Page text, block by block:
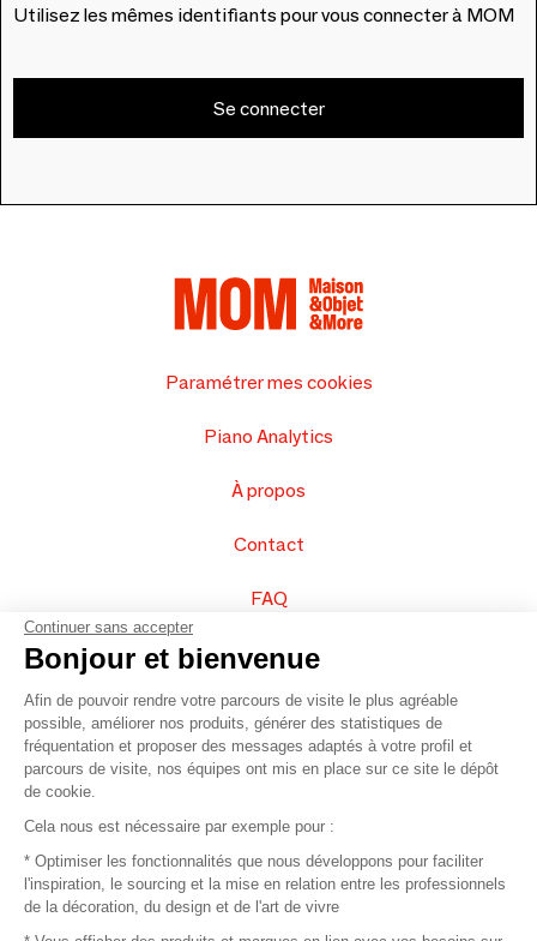
Utilisez les mêmes identifiants pour vous connecter à MOM
Se connecter
Paramétrer mes cookies
Piano Analytics
À propos
Contact
FAQ
Vendez vos produits
Plan du site
© 2016 –Organisation SAFI
Recrutement
Continuer sans accepter
Bonjour et bienvenue
Afin de pouvoir rendre votre parcours de visite le plus agréable
possible, améliorer nos produits, générer des statistiques de
fréquentation et proposer des messages adaptés à votre profil et
parcours de visite, nos équipes ont mis en place sur ce site le dépôt
de cookie.
Cela nous est nécessaire par exemple pour :
* Optimiser les fonctionnalités que nous développons pour faciliter
l'inspiration, le sourcing et la mise en relation entre les professionnels
de la décoration, du design et de l'art de vivre